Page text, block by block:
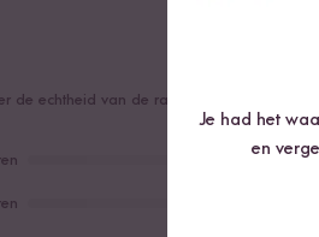
hierboven niet beschikbaar is,
Reishunger!
de echtheid van de ratings
Je had het
en